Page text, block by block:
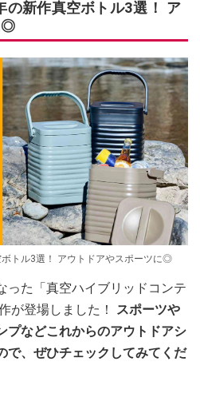
の新作真空ボトル3選！ ア
◎
ボトル3選！ アウトドアやスポーツに◎
った「真空ハイブリッドコンテ
が登場しました！ スポーツや
プなどこれからのアウトドアシ
で、ぜひチェックしてみてくだ